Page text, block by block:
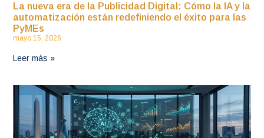
La nueva era de la Publicidad Digital: Cómo la IA y la
automatización están redefiniendo el éxito para las
PyMEs
mayo 15, 2026
Leer más »